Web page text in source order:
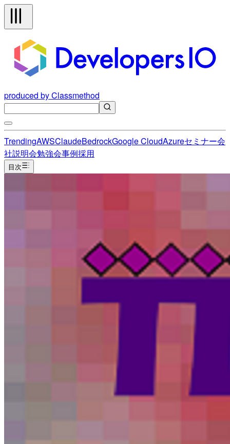
produced by Classmethod
TrendingAWSClaudeBedrockGoogle CloudAzureセミナー会
社説明会勉強会事例採用
目次